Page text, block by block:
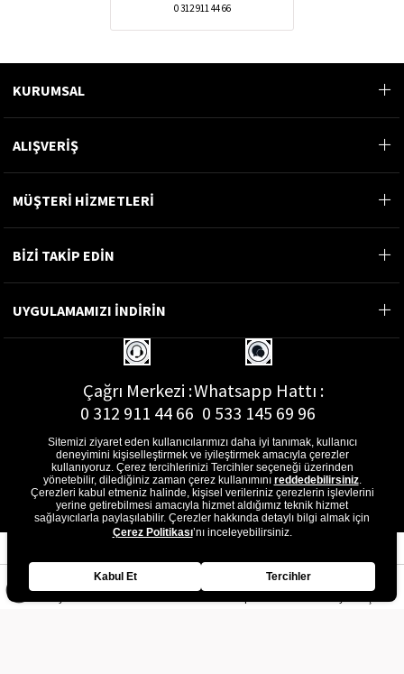
0 312 911 44 66
KURUMSAL
ALIŞVERİŞ
MÜŞTERİ HİZMETLERİ
BİZİ TAKİP EDİN
UYGULAMAMIZI İNDİRİN
Çağrı Merkezi :
0 312 911 44 66
Whatsapp Hattı :
0 533 145 69 96
E-Posta Adresi :
musterihizmetleri@gon.com.tr
Sitemizi ziyaret eden kullanıcılarımızı daha iyi tanımak, kullanıcı
deneyimini kişiselleştirmek ve iyileştirmek amacıyla çerezler
kullanıyoruz. Çerez tercihlerinizi Tercihler seçeneği üzerinden
yönetebilir, dilediğiniz zaman çerez kullanımını reddedebilirsiniz.
Çerezleri kabul etmeniz halinde, kişisel verileriniz çerezlerin işlevlerini
yerine getirebilmesi amacıyla hizmet aldığımız teknik hizmet
sağlayıcılarla paylaşılabilir. Çerezler hakkında detaylı bilgi almak için
Çerez Politikası’nı inceleyebilirsiniz.
Kabul Et Tercihler